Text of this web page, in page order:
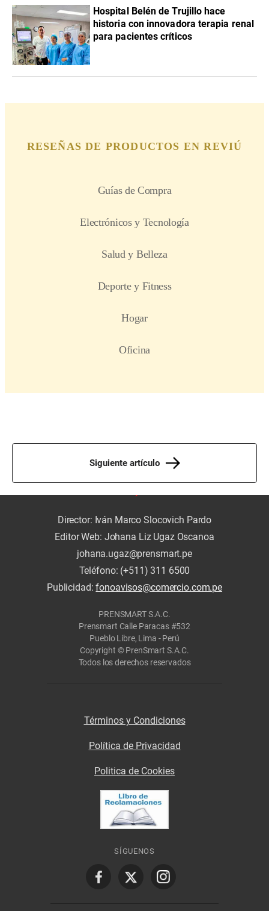
Hospital Belén de Trujillo hace
historia con innovadora terapia renal
para pacientes críticos
Siguiente artículo
Director: Iván Marco Slocovich Pardo
Editor Web: Johana Liz Ugaz Oscanoa
johana.ugaz@prensmart.pe
Teléfono: (+511) 311 6500
Publicidad:fonoavisos@comercio.com.pe
PRENSMART S.A.C.
Prensmart Calle Paracas #532
Pueblo Libre, Lima - Perú
Copyright © PrenSmart S.A.C.
Todos los derechos reservados
Términos y Condiciones
Política de Privacidad
Politica de Cookies
SÍGUENOS